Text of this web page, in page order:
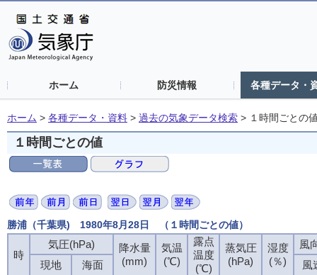
ホーム 防災情報 各種データ・
ホーム > 各種データ・資料 > 過去の気象データ検索 > １時間ごとの
１時間ごとの値
勝浦（千葉県) 1980年8月28日 （１時間ごとの値）
時
気圧(hPa)
降水量
(mm)
気温
(℃)
露点
温度
(℃)
蒸気圧
(hPa)
湿度
(％)
風
現地
海面
風